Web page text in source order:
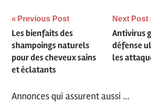
Navigation
de
l’article
Previous Post
Les bienfaits des
shampoings naturels
pour des cheveux sains
et éclatants
Next Post
Antivirus
défense
les
Annonces qui assurent aussi …